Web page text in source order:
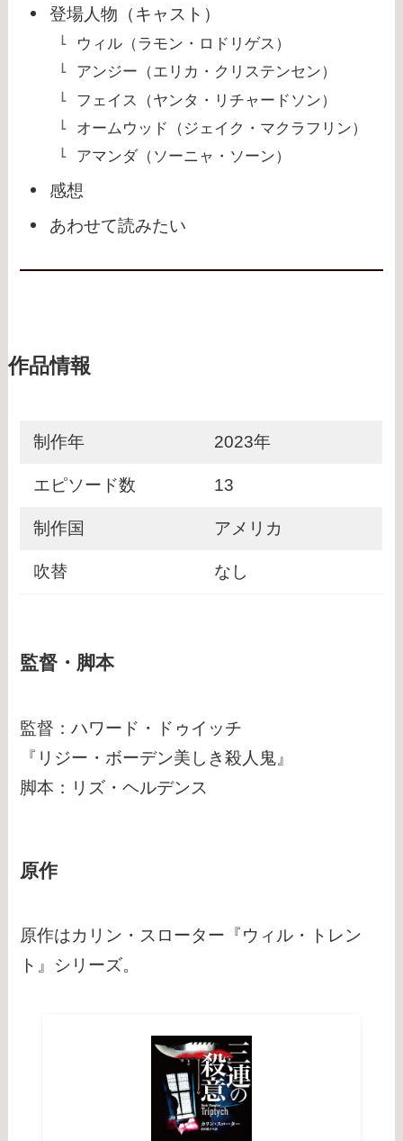
登場人物（キャスト）
ウィル（ラモン・ロドリゲス）
アンジー（エリカ・クリステンセン）
フェイス（ヤンタ・リチャードソン）
オームウッド（ジェイク・マクラフリン）
アマンダ（ソーニャ・ソーン）
感想
あわせて読みたい
作品情報
制作年 2023年
エピソード数 13
制作国 アメリカ
吹替 なし
監督・脚本
監督：ハワード・ドゥイッチ
『リジー・ボーデン美しき殺人鬼』
脚本：リズ・ヘルデンス
原作
原作はカリン・スローター『ウィル・トレン
ト』シリーズ。